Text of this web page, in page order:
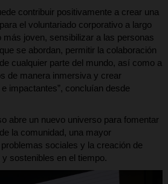
contribuir positivamente a crear una
el voluntariado corporativo a largo
más joven, sensibilizar a las personas
se abordan, permitir la colaboración
cualquier parte del mundo, así como a
de manera inmersiva y crear
impactantes”, concluían desde
abre un nuevo universo para fomentar
la comunidad, una mayor
sociales y la creación de
sostenibles en el tiempo.